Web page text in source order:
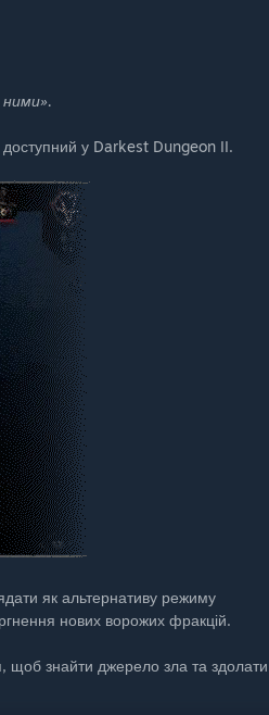
Darkest Dungeon II, або створюйте
наявні моди й дізнатися про те, як
ними».
доступний у Darkest Dungeon II.
як альтернативу режиму
нових ворожих фракцій.
щоб знайти джерело зла та здолати